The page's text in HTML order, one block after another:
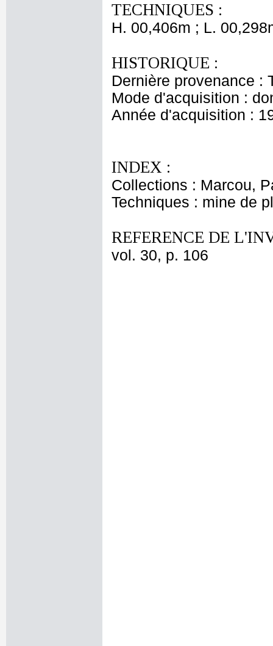
TECHNIQUES :
H. 00,406m ; L.
HISTORIQUE :
Dernière provenance :
Mode d'acquisition :
Année d'acquisition :
INDEX :
Collections : Marcou,
Techniques : mine de
REFERENCE DE
vol. 30, p. 106